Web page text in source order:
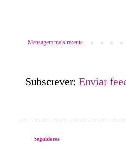
Mensagem mais recente
Subscrever: Enviar
Seguidores